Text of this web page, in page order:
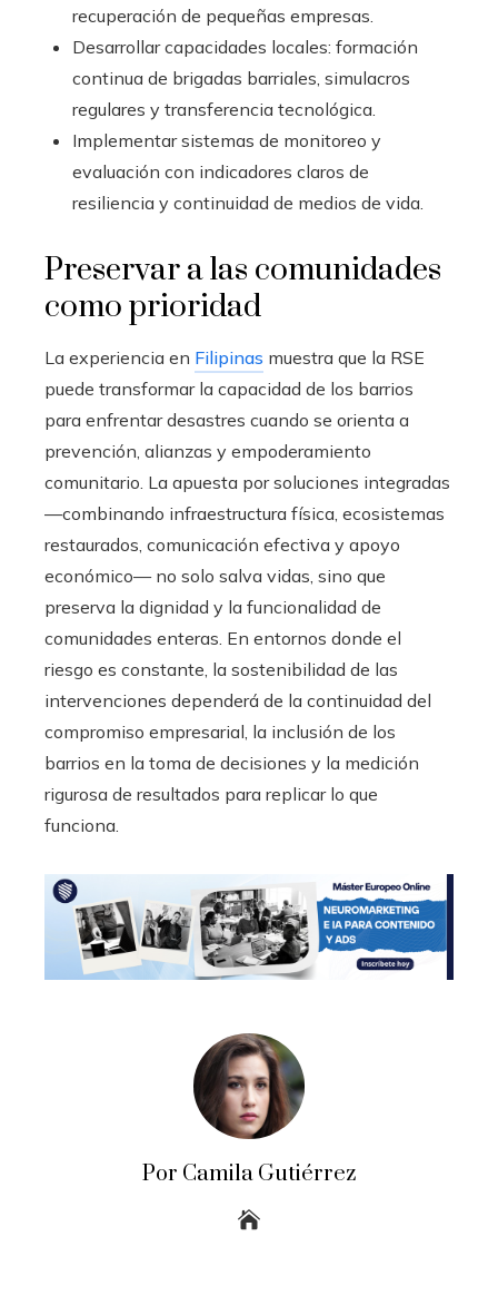
recuperación de pequeñas empresas.
Desarrollar capacidades locales: formación
continua de brigadas barriales, simulacros
regulares y transferencia tecnológica.
Implementar sistemas de monitoreo y
evaluación con indicadores claros de
resiliencia y continuidad de medios de vida.
Preservar a las comunidades
como prioridad
La experiencia en Filipinas muestra que la RSE
puede transformar la capacidad de los barrios
para enfrentar desastres cuando se orienta a
prevención, alianzas y empoderamiento
comunitario. La apuesta por soluciones integradas
—combinando infraestructura física, ecosistemas
restaurados, comunicación efectiva y apoyo
económico— no solo salva vidas, sino que
preserva la dignidad y la funcionalidad de
comunidades enteras. En entornos donde el
riesgo es constante, la sostenibilidad de las
intervenciones dependerá de la continuidad del
compromiso empresarial, la inclusión de los
barrios en la toma de decisiones y la medición
rigurosa de resultados para replicar lo que
funciona.
Por Camila Gutiérrez